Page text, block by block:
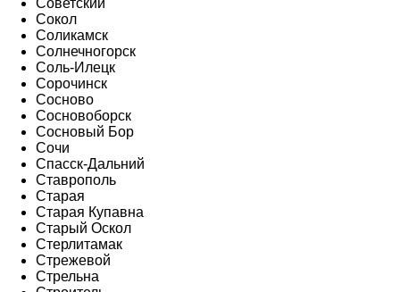
Советский
Сокол
Соликамск
Солнечногорск
Соль-Илецк
Сорочинск
Сосново
Сосновоборск
Сосновый Бор
Сочи
Спасск-Дальний
Ставрополь
Старая
Старая Купавна
Старый Оскол
Стерлитамак
Стрежевой
Стрельна